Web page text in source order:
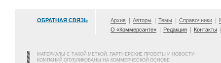
ОБРАТНАЯ СВЯЗЬ Архив Авторы Темы Справочники
О «Коммерсанте»
Редакция Контакты
МАТЕРИАЛЫ С ТАКОЙ МЕТКОЙ, ПАРТНЕРСКИЕ ПРОЕКТЫ И НОВОСТИ
КОМПАНИЙ ОПУБЛИКОВАНЫ НА КОММЕРЧЕСКОЙ ОСНОВЕ